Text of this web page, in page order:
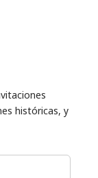
históricas, y